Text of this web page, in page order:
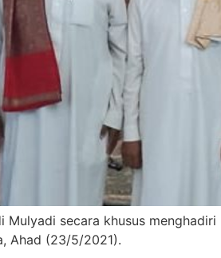
Mulyadi secara khusus
Ahad (23/5/2021).